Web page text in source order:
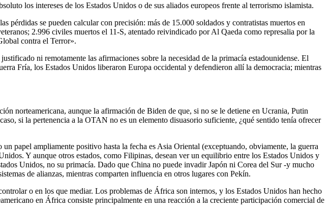
los intereses de los Estados Unidos o de sus aliados europeos frente al terrorismo islamista.
pérdidas se pueden calcular con precisión: más de 15.000 soldados y contratistas muertos en
2.996 civiles muertos el 11-S, atentado reivindicado por Al Qaeda como represalia por la
contra el Terror».
ni remotamente las afirmaciones sobre la necesidad de la primacía estadounidense. El
Fría, los Estados Unidos liberaron Europa occidental y defendieron allí la democracia; mientras
norteamericana, aunque la afirmación de Biden de que, si no se le detiene en Ucrania, Putin
si la pertenencia a la OTAN no es un elemento disuasorio suficiente, ¿qué sentido tenía ofrecer
papel ampliamente positivo hasta la fecha es Asia Oriental (exceptuando, obviamente, la guerra
Y aunque otros estados, como Filipinas, desean ver un equilibrio entre los Estados Unidos y
Unidos, no su primacía. Dado que China no puede invadir Japón ni Corea del Sur -y mucho
de alianzas, mientras comparten influencia en otros lugares con Pekín.
o en los que mediar. Los problemas de África son internos, y los Estados Unidos han hecho
en África consiste principalmente en una reacción a la creciente participación comercial de